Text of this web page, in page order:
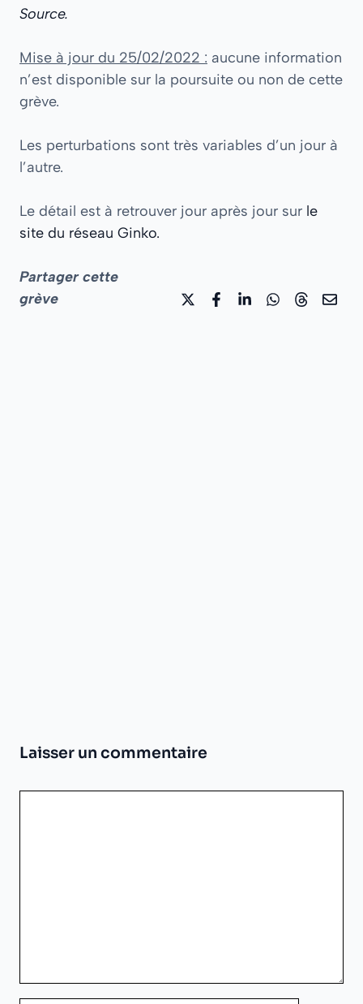
Source.
Mise à jour du 25/02/2022 : aucune information
n’est disponible sur la poursuite ou non de cette
grève.
Les perturbations sont très variables d’un jour à
l’autre.
Le détail est à retrouver jour après jour sur le
site du réseau Ginko.
Partager cette
grève
Laisser un commentaire